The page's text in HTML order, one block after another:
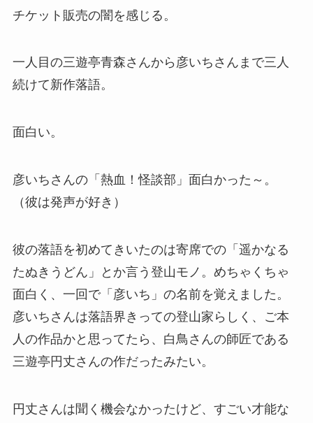
チケット販売の闇を感じる。
一人目の三遊亭青森さんから彦いちさんまで三人
続けて新作落語。
面白い。
彦いちさんの「熱血！怪談部」面白かった～。
（彼は発声が好き）
彼の落語を初めてきいたのは寄席での「遥かなる
たぬきうどん」とか言う登山モノ。めちゃくちゃ
面白く、一回で「彦いち」の名前を覚えました。
彦いちさんは落語界きっての登山家らしく、ご本
人の作品かと思ってたら、白鳥さんの師匠である
三遊亭円丈さんの作だったみたい。
円丈さんは聞く機会なかったけど、すごい才能な